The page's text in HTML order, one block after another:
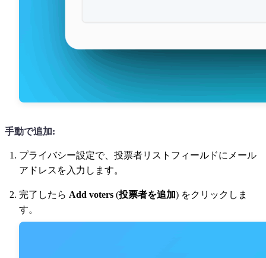
手動で追加:
プライバシー設定で、投票者リストフィールドにメール
アドレスを入力します。
完了したら Add voters (投票者を追加) をクリックしま
す。